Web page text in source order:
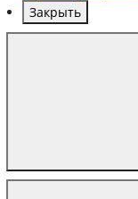
Закрыть